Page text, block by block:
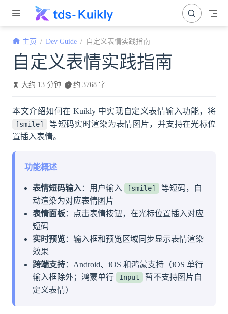
跳至主要內容
主页 Dev Guide 自定义表情实践指南
自定义表情实践指南
大约 13 分钟 约 3768 字
本文介绍如何在 Kuikly 中实现自定义表情输入功能，将
[smile]
等短码实时渲染为表情图片，并支持在光标位
置插入表情。
功能概述
表情短码输入：用户输入 [smile]
等短码，自
动渲染为对应表情图片
表情面板 ：点击表情按钮，在光标位置插入对应
短码
实时预览：输入框和预览区域同步显示表情渲染
效果
跨端支持：Android、iOS 和鸿蒙支持（iOS 单行
输入框除外；鸿蒙单行
Input
暂不支持图片自
定义表情）